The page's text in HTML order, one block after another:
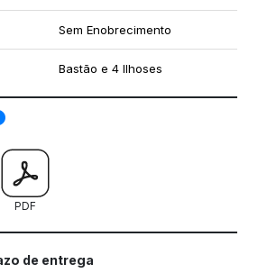
Sem Enobrecimento
Bastão e 4 Ilhoses
Saiba como utilizar os nossos gabaritos
PDF
de entrega